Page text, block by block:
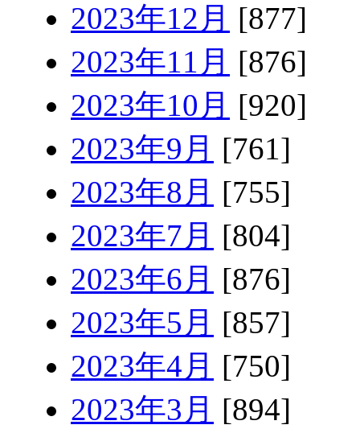
2023年12月 [877]
2023年11月 [876]
2023年10月 [920]
2023年9月 [761]
2023年8月 [755]
2023年7月 [804]
2023年6月 [876]
2023年5月 [857]
2023年4月 [750]
2023年3月 [894]